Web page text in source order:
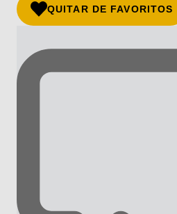
QUITAR DE FAVORITOS